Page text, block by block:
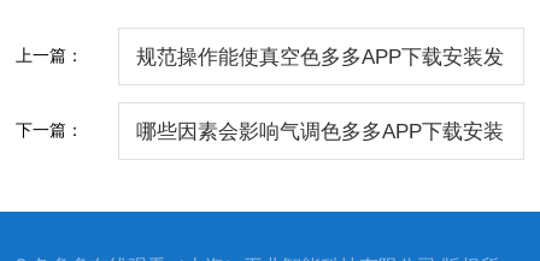
上一篇： 规范操作能使真空色多多APP下载安装发
下一篇： 哪些因素会影响气调色多多APP下载安装